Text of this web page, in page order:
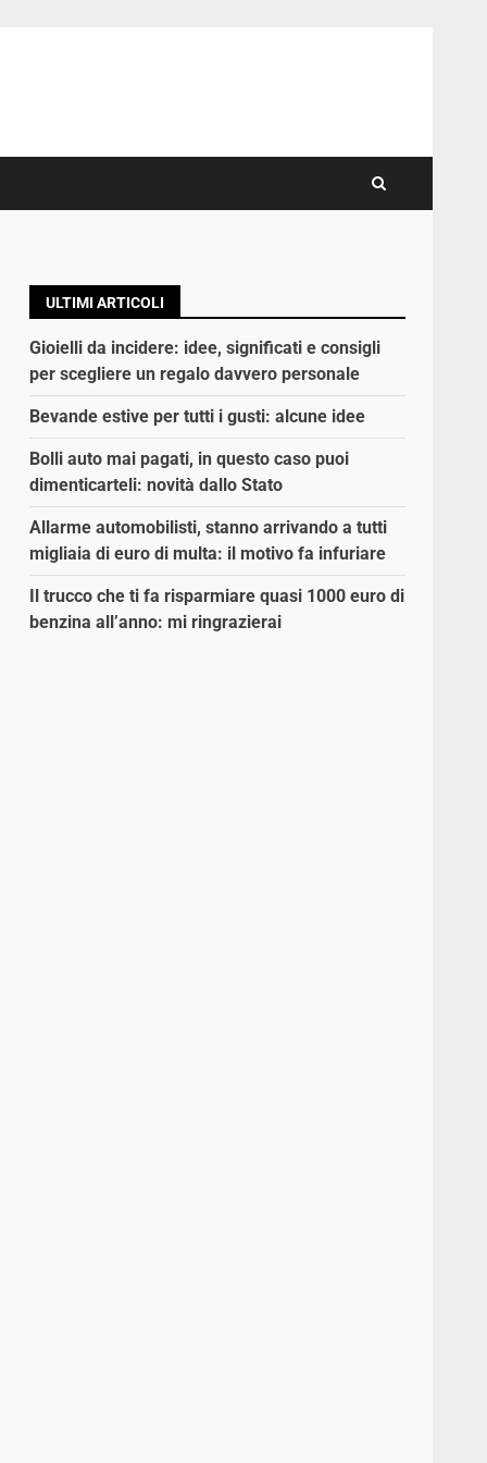
ULTIMI ARTICOLI
Gioielli da incidere: idee, significati e consigli
per scegliere un regalo davvero personale
Bevande estive per tutti i gusti: alcune idee
Bolli auto mai pagati, in questo caso puoi
dimenticarteli: novità dallo Stato
Allarme automobilisti, stanno arrivando a tutti
migliaia di euro di multa: il motivo fa infuriare
Il trucco che ti fa risparmiare quasi 1000 euro di
benzina all’anno: mi ringrazierai